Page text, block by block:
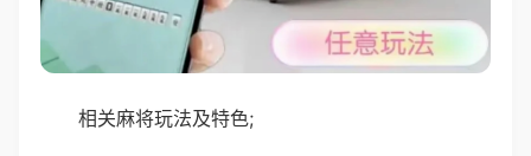
相关麻将玩法及特色;